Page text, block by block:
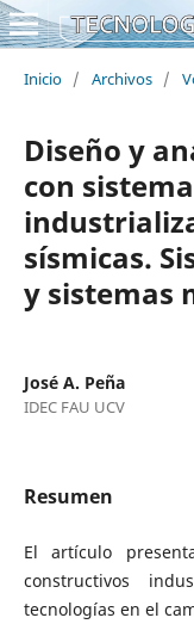
Inicio / Archivos /
Diseño y
con
sísmicas.
y sistemas
José A. Peña
IDEC FAU UCV
Resumen
El artículo
constructivos
tecnologías en el